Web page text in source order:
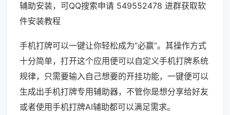
辅助安装，可QQ搜索申请 549552478 进群获取软
件安装教程
手机打牌可以一键让你轻松成为“必赢”。其操作方式
十分简单，打开这个应用便可以自定义手机打牌系统
规律，只需要输入自己想要的开挂功能，一键便可以
生成出手机打牌专用辅助器，不管你是想分享给好友
或者使用手机打牌AI辅助都可以满足需求。